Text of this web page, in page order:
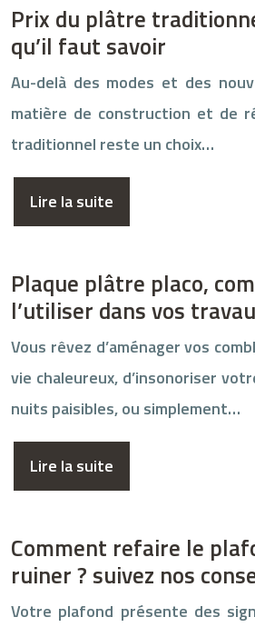
Prix du plâtre
qu’il faut savoir
Au-delà des modes et des
matière de construction et de
traditionnel reste un choix…
Lire la suite
Plaque plâtre placo,
l’utiliser dans vos
Vous rêvez d’aménager vos
vie chaleureux, d’insonoriser
nuits paisibles, ou simplement…
Lire la suite
Comment refaire le
ruiner ? suivez nos
Votre plafond présente des